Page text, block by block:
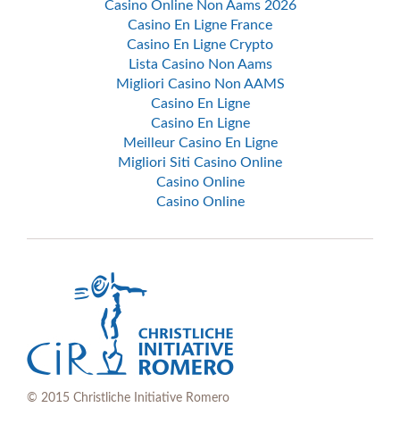
Casino Online Non Aams 2026
Casino En Ligne France
Casino En Ligne Crypto
Lista Casino Non Aams
Migliori Casino Non AAMS
Casino En Ligne
Casino En Ligne
Meilleur Casino En Ligne
Migliori Siti Casino Online
Casino Online
Casino Online
© 2015 Christliche Initiative Romero